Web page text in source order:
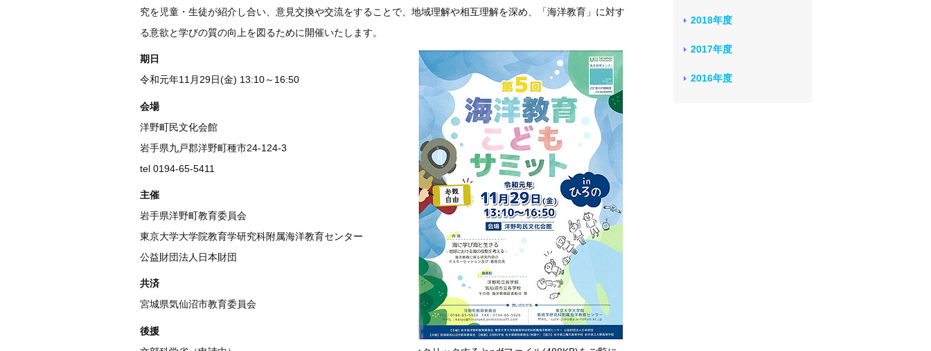
究を児童・生徒が紹介し合い、意見交換や交流をすることで、地域理解や相互理解を深め、「海洋教育」に対す
る意欲と学びの質の向上を図るために開催いたします。
期日
令和元年11月29日(金) 13:10～16:50
会場
洋野町民文化会館
岩手県九戸郡洋野町種市24-124-3
tel 0194-65-5411
主催
岩手県洋野町教育委員会
東京大学大学院教育学研究科附属海洋教育センター
公益財団法人日本財団
共済
宮城県気仙沼市教育委員会
後援
2018年度
2017年度
2016年度